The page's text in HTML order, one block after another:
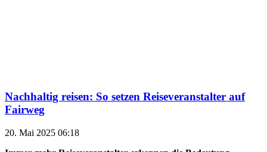
Nachhaltig reisen: So setzen Reiseveranstalter auf
Fairweg
20. Mai 2025 06:18